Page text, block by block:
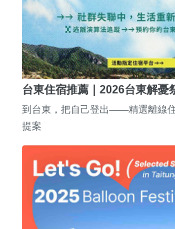
台東住宿推薦｜2026台東解
到台東，把自己登出——精選離線
提案